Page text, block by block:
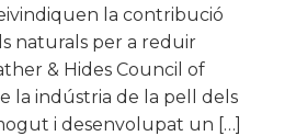
la contribució
naturals per a reduir
& Hides Council of
la indústria de la pell dels
i desenvolupat un […]